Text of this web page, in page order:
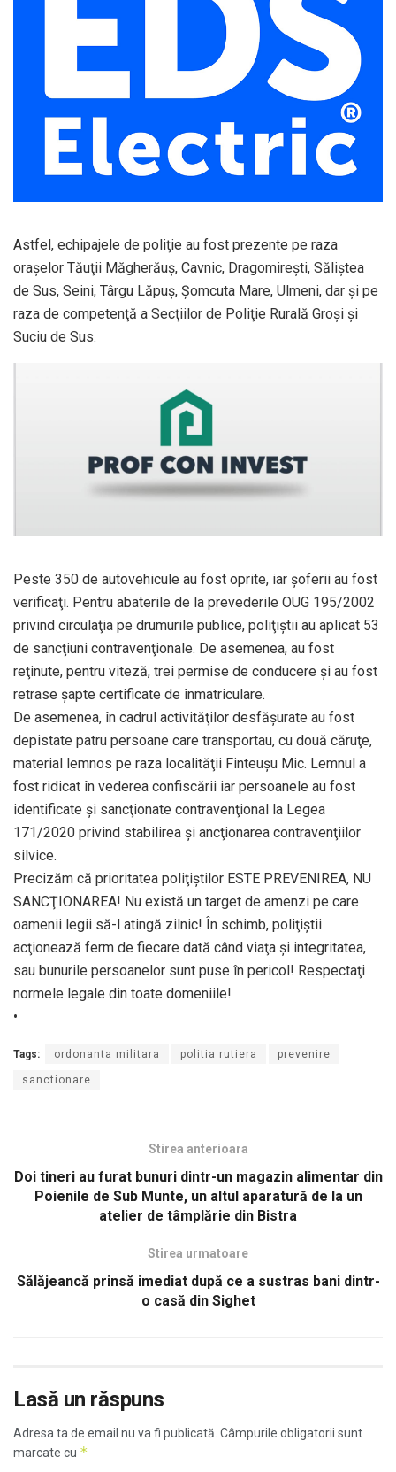
Astfel, echipajele de poliţie au fost prezente pe raza
oraşelor Tăuţii Măgherăuş, Cavnic, Dragomireşti, Săliştea
de Sus, Seini, Târgu Lăpuş, Şomcuta Mare, Ulmeni, dar şi pe
raza de competenţă a Secţiilor de Poliţie Rurală Groşi şi
Suciu de Sus.
Peste 350 de autovehicule au fost oprite, iar şoferii au fost
verificaţi. Pentru abaterile de la prevederile OUG 195/2002
privind circulaţia pe drumurile publice, poliţiştii au aplicat 53
de sancţiuni contravenţionale. De asemenea, au fost
reţinute, pentru viteză, trei permise de conducere şi au fost
retrase şapte certificate de înmatriculare.
De asemenea, în cadrul activităţilor desfăşurate au fost
depistate patru persoane care transportau, cu două căruţe,
material lemnos pe raza localităţii Finteuşu Mic. Lemnul a
fost ridicat în vederea confiscării iar persoanele au fost
identificate şi sancţionate contravenţional la Legea
171/2020 privind stabilirea şi ancţionarea contravenţiilor
silvice.
Precizăm că prioritatea poliţiştilor ESTE PREVENIREA, NU
SANCŢIONAREA! Nu există un target de amenzi pe care
oamenii legii să-l atingă zilnic! În schimb, poliţiştii
acţionează ferm de fiecare dată când viaţa şi integritatea,
sau bunurile persoanelor sunt puse în pericol! Respectaţi
normele legale din toate domeniile!
•
Tags: ordonanta militara politia rutiera prevenire
sanctionare
Stirea anterioara
Doi tineri au furat bunuri dintr-un magazin alimentar din
Poienile de Sub Munte, un altul aparatură de la un
atelier de tâmplărie din Bistra
Stirea urmatoare
Sălăjeancă prinsă imediat după ce a sustras bani dintr-
o casă din Sighet
Lasă un răspuns
Adresa ta de email nu va fi publicată. Câmpurile obligatorii sunt
marcate cu *